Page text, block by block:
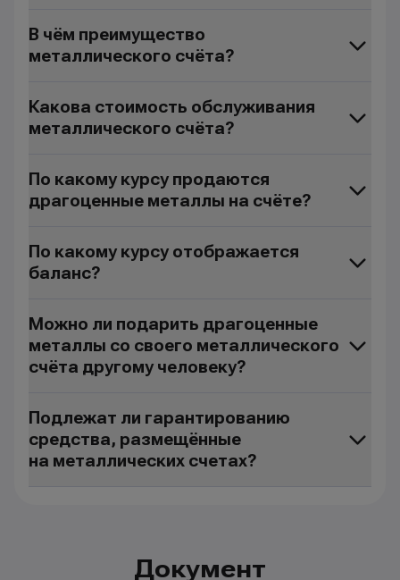
В чём преимущество
металлического счёта?
Какова стоимость обслуживания
металлического счёта?
По какому курсу продаются
драгоценные металлы на счёте?
По какому курсу отображается
баланс?
Можно ли подарить драгоценные
металлы со своего металлического
счёта другому человеку?
Подлежат ли гарантированию
средства, размещённые
на металлических счетах?
Документ